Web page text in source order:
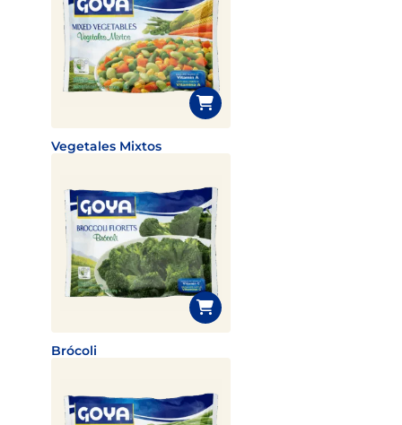
Vegetales Mixtos
Brócoli